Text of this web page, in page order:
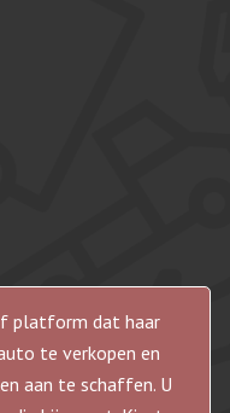
platform dat haar
te verkopen en
aan te schaffen. U